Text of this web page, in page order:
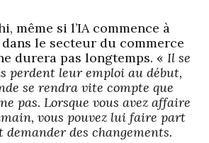
même si l’IA commence à
le secteur du commerce
durera pas longtemps. «Il se
perdent leur emploi au début,
se rendra vite compte que
pas. Lorsque vous avez affaire
vous pouvez lui faire part
demander des changements.